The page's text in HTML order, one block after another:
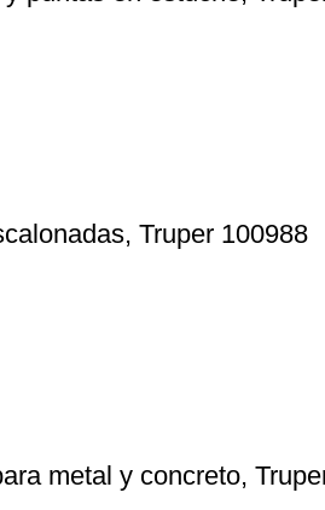
Truper 100988
metal y concreto,